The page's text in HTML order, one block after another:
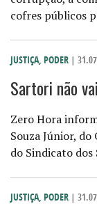
cofres públicos
JUSTIÇA, PODER |
Sartori não
Zero Hora
Souza Júnior, do
do Sindicato
JUSTIÇA, PODER |